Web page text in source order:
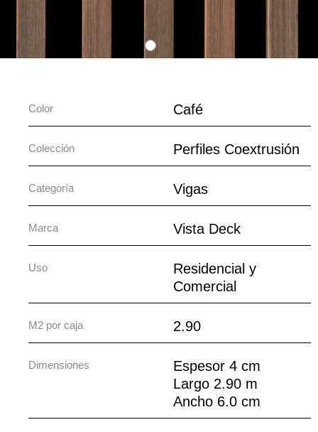
Color Café
Colección Perfiles Coextrusión
Categoría Vigas
Marca Vista Deck
Uso
Residencial y
Comercial
M2 por caja 2.90
Dimensiones
Espesor 4 cm
Largo 2.90 m
Ancho 6.0 cm